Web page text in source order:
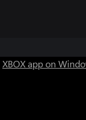
XBOX app on